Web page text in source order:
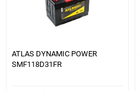
ATLAS DYNAMIC POWER
SMF118D31FR